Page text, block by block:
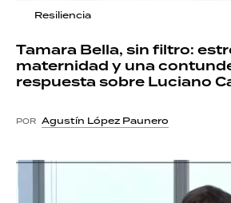
Resiliencia
Tamara Bella, sin filtro:
maternidad y una
respuesta sobre Luciano
POR Agustín López Paunero